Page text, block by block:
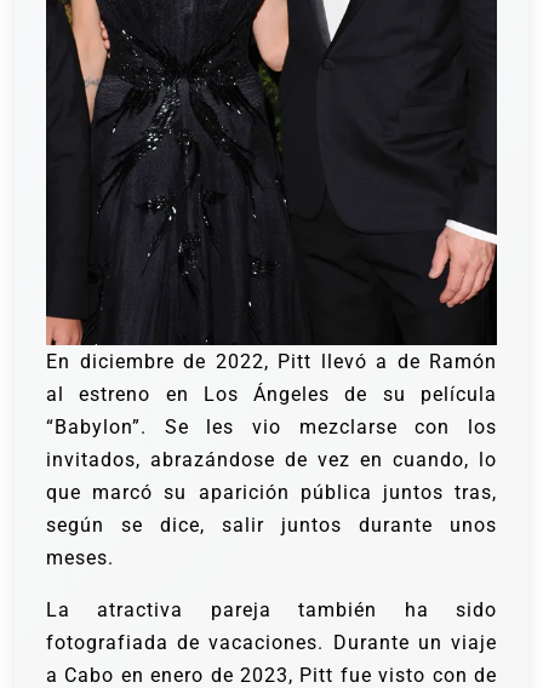
En diciembre de 2022, Pitt llevó a de Ramón
al estreno en Los Ángeles de su película
“Babylon”. Se les vio mezclarse con los
invitados, abrazándose de vez en cuando, lo
que marcó su aparición pública juntos tras,
según se dice, salir juntos durante unos
meses.
La atractiva pareja también ha sido
fotografiada de vacaciones. Durante un viaje
a Cabo en enero de 2023, Pitt fue visto con de